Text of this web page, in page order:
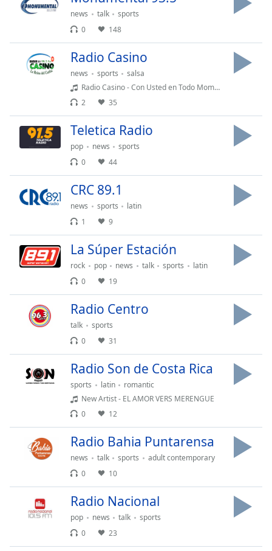
LIVE
Chapters
descriptions
off,
subtitles
opens
subtitles
settings
off,
selected
Picture-
Picture
Fullscreen
modal
news talk
sports
0
148
Radio Casino
news sports
salsa
Radio Casino - Con Usted en Todo Momento - visite www.radiocasino.net - Whatsapp: 506 8905-4387
2
35
Teletica Radio
pop news
sports
0
44
CRC 89.1
news sports
latin
1
9
La Súper Estación
rock pop news talk sports
latin
0
19
Radio Centro
talk
sports
0
31
Radio Son de Costa Rica
sports latin
romantic
New Artist - EL AMOR VERS MERENGUE
0
12
Radio Bahia Puntarensa
news talk sports
adult contemporary
0
10
Radio Nacional
pop news talk
sports
0
23